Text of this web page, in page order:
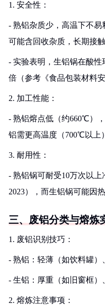
1. 安全性：
- 熟铝杂质少，高温下不
可能含回收杂质，长期接
- 实验表明，生铝锅在酸
倍（参考《食品包装材料
2. 加工性能：
- 熟铝熔点低（约660℃）
铝需更高温度（700℃以上
3. 耐用性：
- 熟铝锅可耐受10万次以
2023），而生铝锅可能因
三、废铝分类与熔炼
1. 废铝识别技巧：
- 熟铝：轻薄（如饮料罐）
- 生铝：厚重（如旧窗框）
2. 熔炼注意事项：